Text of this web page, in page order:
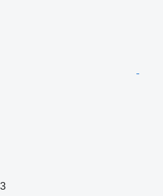
3